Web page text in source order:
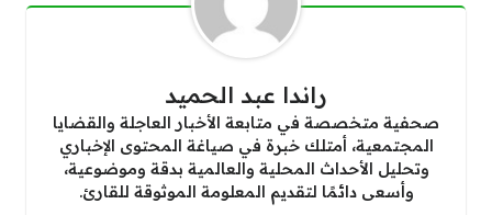
راندا عبد الحميد
صحفية متخصصة في متابعة الأخبار العاجلة والقضايا
المجتمعية، أمتلك خبرة في صياغة المحتوى الإخباري
وتحليل الأحداث المحلية والعالمية بدقة وموضوعية،
وأسعى دائمًا لتقديم المعلومة الموثوقة للقارئ.